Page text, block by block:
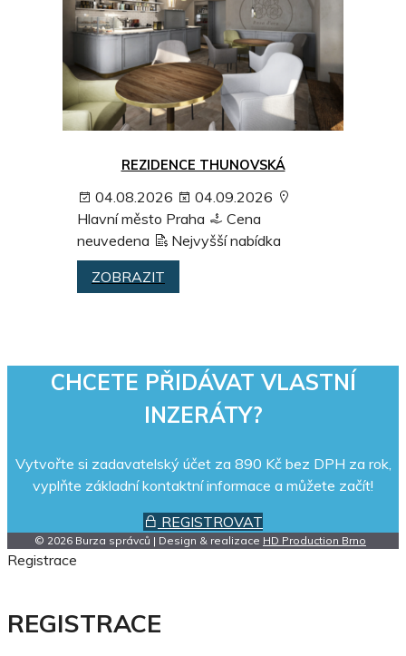
REZIDENCE THUNOVSKÁ
04.08.2026
04.09.2026
Hlavní město Praha
Cena
neuvedena
Nejvyšší nabídka
ZOBRAZIT
CHCETE PŘIDÁVAT VLASTNÍ
INZERÁTY?
Vytvořte si zadavatelský účet za 890 Kč bez DPH za rok,
vyplňte základní kontaktní informace a můžete začít!
REGISTROVAT
© 2026 Burza správců | Design & realizace HD Production Brno
Registrace
REGISTRACE